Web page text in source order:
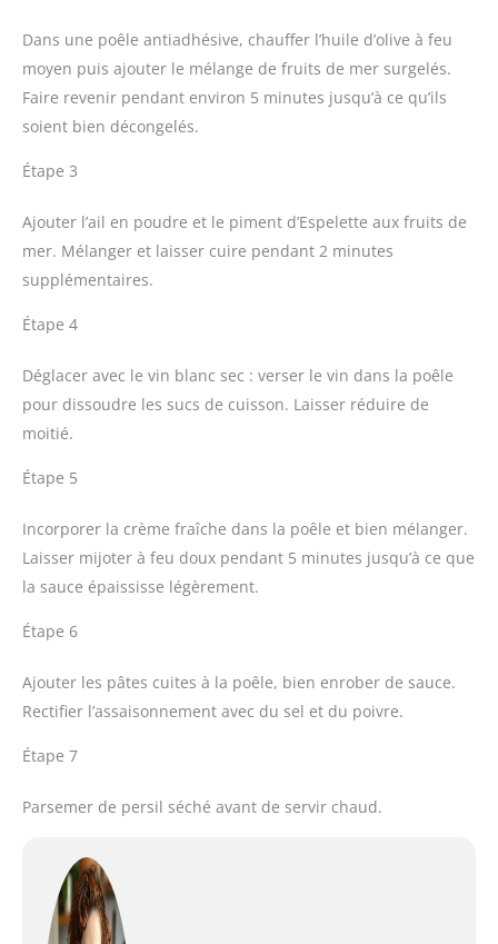
Dans une poêle antiadhésive, chauffer l’huile d’olive à feu
moyen puis ajouter le mélange de fruits de mer surgelés.
Faire revenir pendant environ 5 minutes jusqu’à ce qu’ils
soient bien décongelés.
Étape 3
Ajouter l’ail en poudre et le piment d’Espelette aux fruits de
mer. Mélanger et laisser cuire pendant 2 minutes
supplémentaires.
Étape 4
Déglacer avec le vin blanc sec : verser le vin dans la poêle
pour dissoudre les sucs de cuisson. Laisser réduire de
moitié.
Étape 5
Incorporer la crème fraîche dans la poêle et bien mélanger.
Laisser mijoter à feu doux pendant 5 minutes jusqu’à ce que
la sauce épaississe légèrement.
Étape 6
Ajouter les pâtes cuites à la poêle, bien enrober de sauce.
Rectifier l’assaisonnement avec du sel et du poivre.
Étape 7
Parsemer de persil séché avant de servir chaud.